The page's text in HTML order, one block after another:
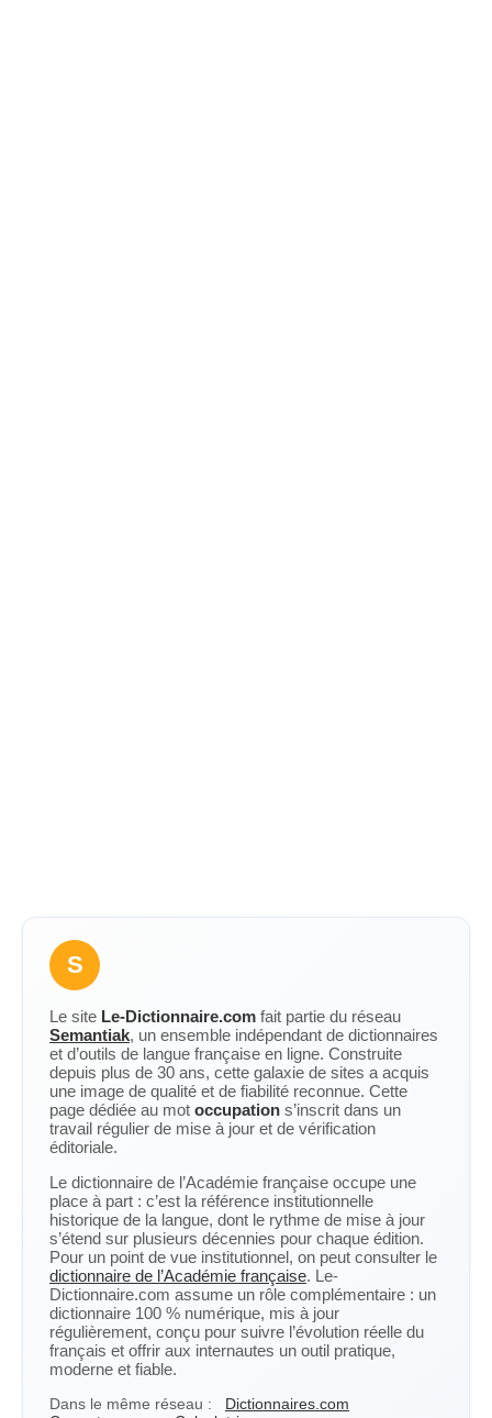
S
Le site Le-Dictionnaire.com fait partie du réseau
Semantiak, un ensemble indépendant de dictionnaires
et d’outils de langue française en ligne. Construite
depuis plus de 30 ans, cette galaxie de sites a acquis
une image de qualité et de fiabilité reconnue. Cette
page dédiée au mot occupation s’inscrit dans un
travail régulier de mise à jour et de vérification
éditoriale.
Le dictionnaire de l’Académie française occupe une
place à part : c’est la référence institutionnelle
historique de la langue, dont le rythme de mise à jour
s’étend sur plusieurs décennies pour chaque édition.
Pour un point de vue institutionnel, on peut consulter le
dictionnaire de l’Académie française. Le-
Dictionnaire.com assume un rôle complémentaire : un
dictionnaire 100 % numérique, mis à jour
régulièrement, conçu pour suivre l’évolution réelle du
français et offrir aux internautes un outil pratique,
moderne et fiable.
Dans le même réseau :
Dictionnaires.com